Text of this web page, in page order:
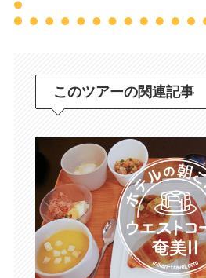
このツアーの関連記事